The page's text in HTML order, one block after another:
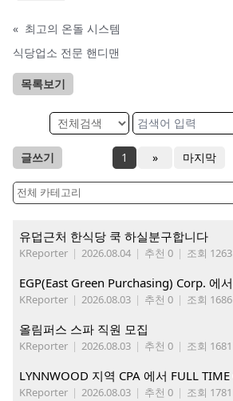
« 최고의 온돌 시스템
식당업소 전문 핸디맨
목록보기
글쓰기 1 » 마지막
유덥근처 한식당 쿡 하실분구합니다
KReporter | 2026.08.04 | 추천 0 | 조회 1263
KReporter | 2026.08.03 | 추천 0 | 조회 1686
올림퍼스 스파 직원 모집
KReporter | 2026.08.03 | 추천 0 | 조회 1681
KReporter | 2026.08.03 | 추천 0 | 조회 1781